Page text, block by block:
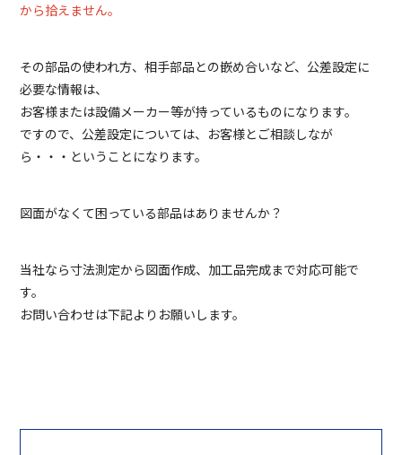
から拾えません。
その部品の使われ方、相手部品との嵌め合いなど、公差設定に
必要な情報は、
お客様または設備メーカー等が持っているものになります。
ですので、公差設定については、お客様とご相談しなが
ら・・・ということになります。
図面がなくて困っている部品はありませんか？
当社なら寸法測定から図面作成、加工品完成まで対応可能で
す。
お問い合わせは下記よりお願いします。